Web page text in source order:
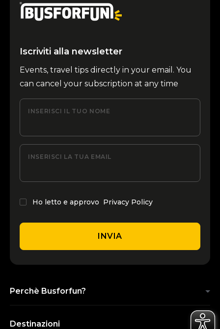
Iscriviti alla newsletter
Events, travel tips directly in your email. You
can cancel your subscription at any time
INSERISCI IL TUO NOME
INSERISCI LA TUA EMAIL
Ho letto e approvo Privacy Policy
INVIA
Perchè Busforfun?
Destinazioni